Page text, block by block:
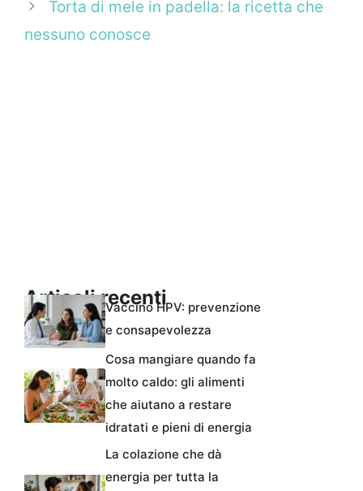
Torta di mele in padella: la ricetta che
nessuno conosce
Articoli recentiVaccino HPV: prevenzione
e consapevolezza
Cosa mangiare quando fa
molto caldo: gli alimenti
che aiutano a restare
idratati e pieni di energia
La colazione che dà
energia per tutta la